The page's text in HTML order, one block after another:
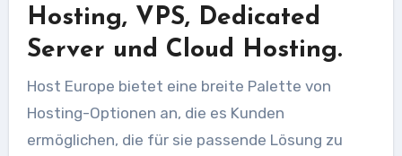
Hosting, VPS, Dedicated
Server und Cloud Hosting.
Host Europe bietet eine breite Palette von
Hosting-Optionen an, die es Kunden
ermöglichen, die für sie passende Lösung zu